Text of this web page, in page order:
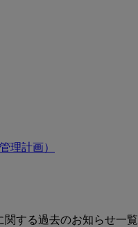
理計画）
関する過去のお知らせ一覧